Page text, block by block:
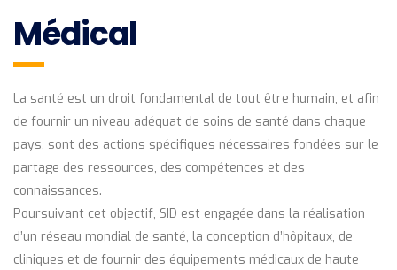
Médical
La santé est un droit fondamental de tout être humain, et afin
de fournir un niveau adéquat de soins de santé dans chaque
pays, sont des actions spécifiques nécessaires fondées sur le
partage des ressources, des compétences et des
connaissances.
Poursuivant cet objectif, SID est engagée dans la réalisation
d’un réseau mondial de santé, la conception d’hôpitaux, de
cliniques et de fournir des équipements médicaux de haute